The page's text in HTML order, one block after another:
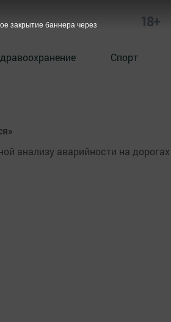
18+
Спорт
анализу аварийности на дорогах
закрытие баннера через